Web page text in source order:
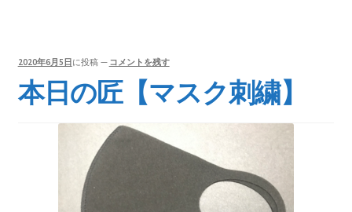
2020年6月5日 に投稿 — コメントを残す
本日の匠【マスク刺繍】